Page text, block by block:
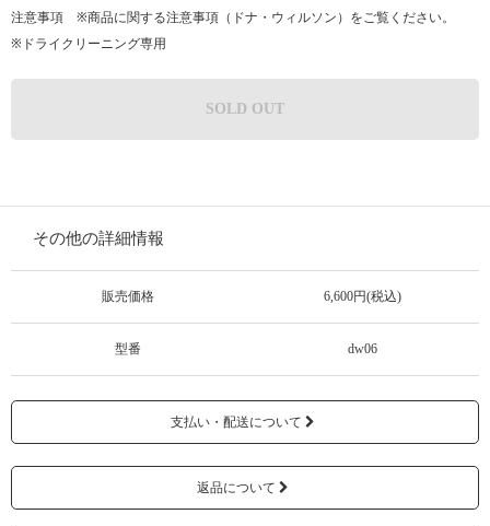
注意事項 ※商品に関する注意事項（ドナ・ウィルソン）をご覧ください。
※ドライクリーニング専用
SOLD OUT
その他の詳細情報
販売価格 6,600円(税込)
型番 dw06
支払い・配送について
返品について